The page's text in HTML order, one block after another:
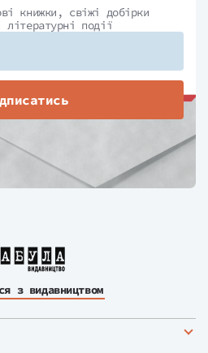
книжки, свіжі добірки
літературні події
з видавництвом